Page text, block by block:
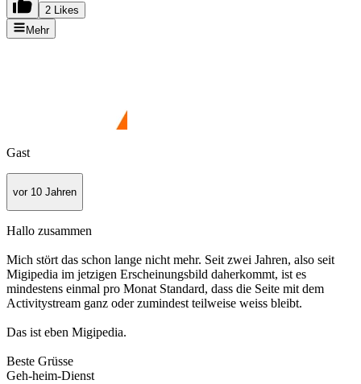
2 Likes
Mehr
Gast
vor 10 Jahren
Hallo zusammen
Mich stört das schon lange nicht mehr. Seit zwei Jahren, also seit
Migipedia im jetzigen Erscheinungsbild daherkommt, ist es
mindestens einmal pro Monat Standard, dass die Seite mit dem
Activitystream ganz oder zumindest teilweise weiss bleibt.
Das ist eben Migipedia.
Beste Grüsse
Geh-heim-Dienst